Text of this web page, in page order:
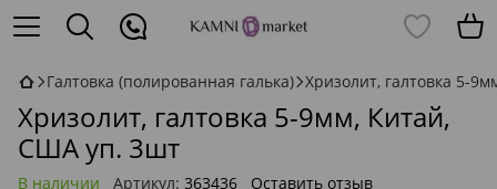
Галтовка (полированная галька) Хризолит, галтовка 5-
Хризолит, галтовка 5-9мм, Китай,
США уп. 3шт
В наличии Артикул: 363436 Оставить отзыв